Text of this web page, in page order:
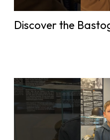
Discover the